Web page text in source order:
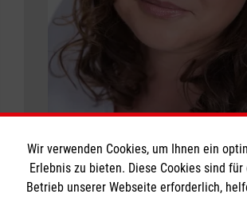
Wir verwenden Cookies, um Ihnen ein
Erlebnis zu bieten. Diese Cookies sind
Betrieb unserer Webseite erforderlich,